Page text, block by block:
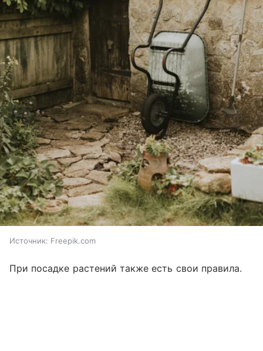
Источник: Freepik.com
При посадке растений также есть свои правила.